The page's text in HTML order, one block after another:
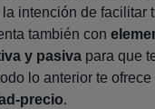
intención de facilitar
también con
y pasiva para que
lo anterior te ofrece
precio.